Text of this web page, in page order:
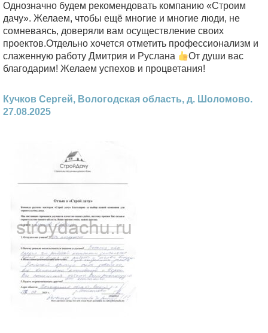
Однозначно будем рекомендовать компанию «Строим
дачу». Желаем, чтобы ещё многие и многие люди, не
сомневаясь, доверяли вам осуществление своих
проектов.Отдельно хочется отметить профессионализм и
слаженную работу Дмитрия и Руслана
От души вас
благодарим! Желаем успехов и процветания!
Кучков Сергей, Вологодская область, д. Шоломово.
27.08.2025